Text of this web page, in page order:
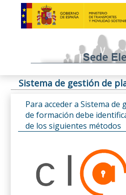
Sistema de gestión de
Para acceder a Sistema de
de formación debe
de los siguientes métodos